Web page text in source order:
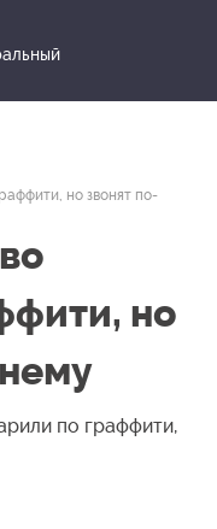
но звонят по-
но
по граффити,